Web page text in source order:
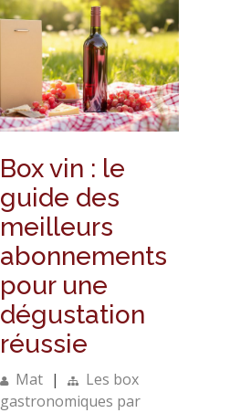
Box vin : le
guide des
meilleurs
abonnements
pour une
dégustation
réussie
Mat |
Les box
gastronomiques par